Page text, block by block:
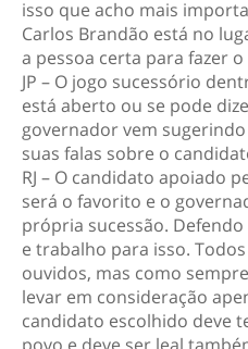
isso que acho mais
Carlos Brandão está no
a pessoa certa para fazer
JP – O jogo sucessório
está aberto ou se pode
governador vem
suas falas sobre o
RJ – O candidato apoiado
será o favorito e o
própria sucessão.
e trabalho para isso.
ouvidos, mas como
levar em consideração
candidato escolhido deve